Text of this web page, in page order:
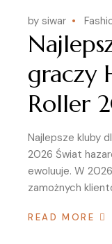
by siwar
graczy
Roller
Najlepsze kluby
2026 Świat
ewoluuje. W
zamożnych
READ MORE